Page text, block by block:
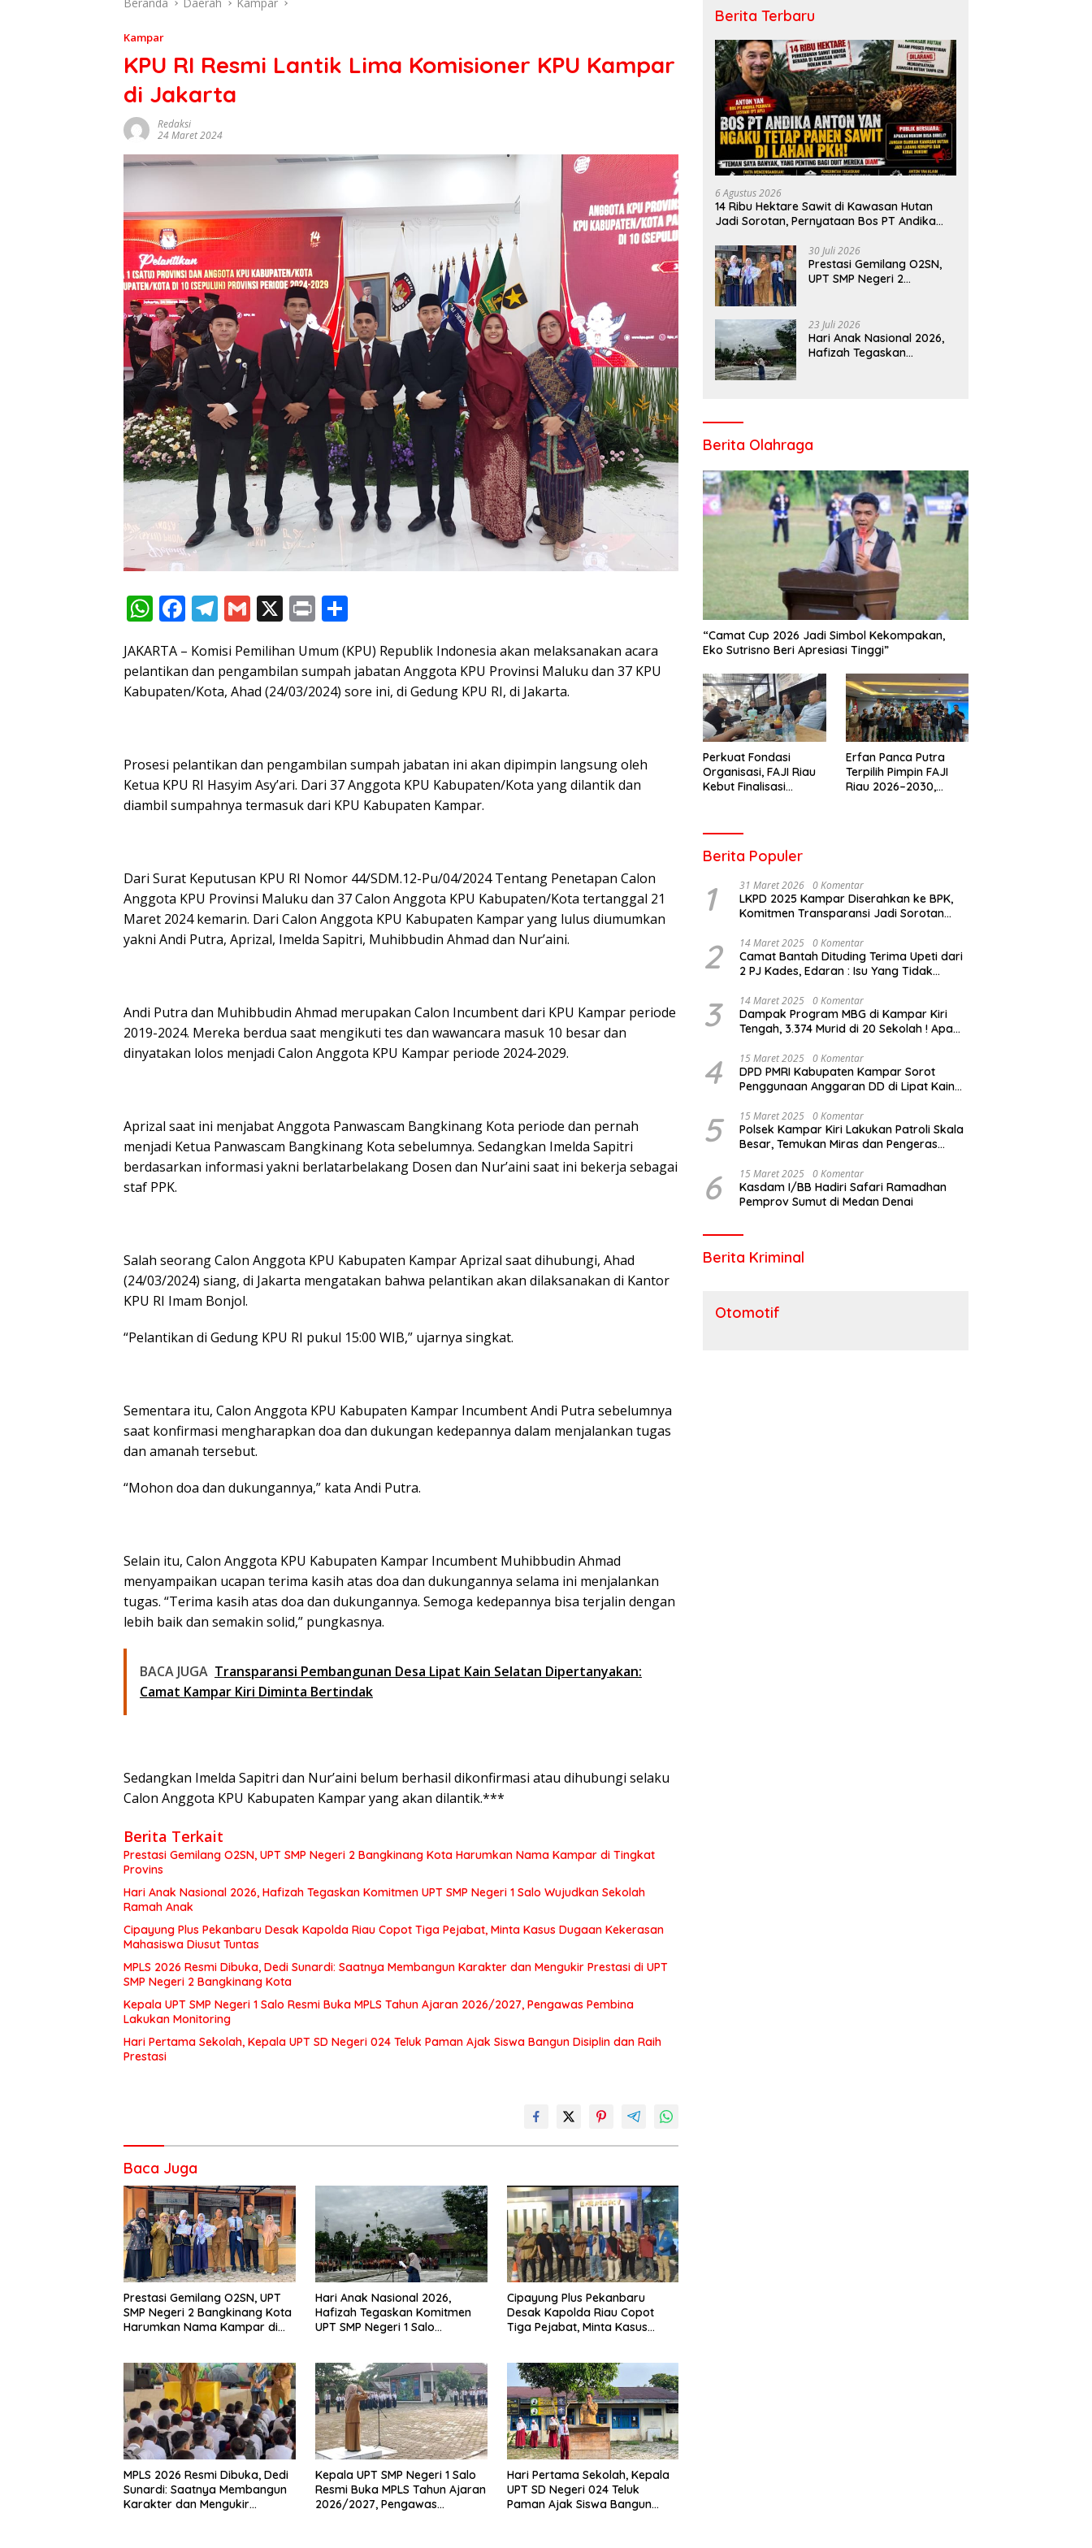
Kampar
KPU RI Resmi Lantik Lima Komisioner KPU Kampar
di Jakarta
Redaksi
24 Maret 2024
W
h
at
s
A
p
F
ac
e
b
k
T
el
e
gr
G
m
ai
l
X Pr
in
t ar
e
JAKARTA – Komisi Pemilihan Umum (KPU) Republik Indonesia akan melaksanakan acara
pelantikan dan pengambilan sumpah jabatan Anggota KPU Provinsi Maluku dan 37 KPU
Kabupaten/Kota, Ahad (24/03/2024) sore ini, di Gedung KPU RI, di Jakarta.
Prosesi pelantikan dan pengambilan sumpah jabatan ini akan dipimpin langsung oleh
Ketua KPU RI Hasyim Asy’ari. Dari 37 Anggota KPU Kabupaten/Kota yang dilantik dan
diambil sumpahnya termasuk dari KPU Kabupaten Kampar.
Dari Surat Keputusan KPU RI Nomor 44/SDM.12-Pu/04/2024 Tentang Penetapan Calon
Anggota KPU Provinsi Maluku dan 37 Calon Anggota KPU Kabupaten/Kota tertanggal 21
Maret 2024 kemarin. Dari Calon Anggota KPU Kabupaten Kampar yang lulus diumumkan
yakni Andi Putra, Aprizal, Imelda Sapitri, Muhibbudin Ahmad dan Nur’aini.
Andi Putra dan Muhibbudin Ahmad merupakan Calon Incumbent dari KPU Kampar periode
2019-2024. Mereka berdua saat mengikuti tes dan wawancara masuk 10 besar dan
dinyatakan lolos menjadi Calon Anggota KPU Kampar periode 2024-2029.
Aprizal saat ini menjabat Anggota Panwascam Bangkinang Kota periode dan pernah
menjadi Ketua Panwascam Bangkinang Kota sebelumnya. Sedangkan Imelda Sapitri
berdasarkan informasi yakni berlatarbelakang Dosen dan Nur’aini saat ini bekerja sebagai
staf PPK.
Salah seorang Calon Anggota KPU Kabupaten Kampar Aprizal saat dihubungi, Ahad
(24/03/2024) siang, di Jakarta mengatakan bahwa pelantikan akan dilaksanakan di Kantor
KPU RI Imam Bonjol.
“Pelantikan di Gedung KPU RI pukul 15:00 WIB,” ujarnya singkat.
Sementara itu, Calon Anggota KPU Kabupaten Kampar Incumbent Andi Putra sebelumnya
saat konfirmasi mengharapkan doa dan dukungan kedepannya dalam menjalankan tugas
dan amanah tersebut.
“Mohon doa dan dukungannya,” kata Andi Putra.
Selain itu, Calon Anggota KPU Kabupaten Kampar Incumbent Muhibbudin Ahmad
menyampaikan ucapan terima kasih atas doa dan dukungannya selama ini menjalankan
tugas. “Terima kasih atas doa dan dukungannya. Semoga kedepannya bisa terjalin dengan
lebih baik dan semakin solid,” pungkasnya.
BACA JUGA Transparansi Pembangunan Desa Lipat Kain Selatan Dipertanyakan:
Camat Kampar Kiri Diminta Bertindak
Sedangkan Imelda Sapitri dan Nur’aini belum berhasil dikonfirmasi atau dihubungi selaku
Calon Anggota KPU Kabupaten Kampar yang akan dilantik.***
Berita Terkait
Prestasi Gemilang O2SN, UPT SMP Negeri 2 Bangkinang Kota Harumkan Nama Kampar di Tingkat
Provins
Hari Anak Nasional 2026, Hafizah Tegaskan Komitmen UPT SMP Negeri 1 Salo Wujudkan Sekolah
Ramah Anak
Cipayung Plus Pekanbaru Desak Kapolda Riau Copot Tiga Pejabat, Minta Kasus Dugaan Kekerasan
Mahasiswa Diusut Tuntas
MPLS 2026 Resmi Dibuka, Dedi Sunardi: Saatnya Membangun Karakter dan Mengukir Prestasi di UPT
SMP Negeri 2 Bangkinang Kota
Kepala UPT SMP Negeri 1 Salo Resmi Buka MPLS Tahun Ajaran 2026/2027, Pengawas Pembina
Lakukan Monitoring
Hari Pertama Sekolah, Kepala UPT SD Negeri 024 Teluk Paman Ajak Siswa Bangun Disiplin dan Raih
Prestasi
Baca Juga
Prestasi Gemilang O2SN, UPT
SMP Negeri 2 Bangkinang Kota
Harumkan Nama Kampar di
Hari Anak Nasional 2026,
Hafizah Tegaskan Komitmen
UPT SMP Negeri 1 Salo
Cipayung Plus Pekanbaru
Desak Kapolda Riau Copot
Tiga Pejabat, Minta Kasus
MPLS 2026 Resmi Dibuka, Dedi
Sunardi: Saatnya Membangun
Karakter dan Mengukir
Kepala UPT SMP Negeri 1 Salo
Resmi Buka MPLS Tahun Ajaran
2026/2027, Pengawas
Hari Pertama Sekolah, Kepala
UPT SD Negeri 024 Teluk
Paman Ajak Siswa Bangun
Berita Terbaru
6 Agustus 2026
14 Ribu Hektare Sawit di Kawasan Hutan
Jadi Sorotan, Pernyataan Bos PT Andika
30 Juli 2026
Prestasi Gemilang O2SN,
UPT SMP Negeri 2
di Tingkat Provins
23 Juli 2026
Hari Anak Nasional 2026,
Hafizah Tegaskan
Berita Olahraga
“Camat Cup 2026 Jadi Simbol Kekompakan,
Eko Sutrisno Beri Apresiasi Tinggi”
Perkuat Fondasi
Organisasi, FAJI Riau
Kebut Finalisasi
Erfan Panca Putra
Terpilih Pimpin FAJI
Riau 2026–2030,
Berita Populer
1 31 Maret 2026 0 Komentar
LKPD 2025 Kampar Diserahkan ke BPK,
Komitmen Transparansi Jadi Sorotan
2 14 Maret 2025 0 Komentar
Camat Bantah Dituding Terima Upeti dari
2 PJ Kades, Edaran : Isu Yang Tidak
3 14 Maret 2025 0 Komentar
Dampak Program MBG di Kampar Kiri
Tengah, 3.374 Murid di 20 Sekolah ! Apa
4 15 Maret 2025 0 Komentar
DPD PMRI Kabupaten Kampar Sorot
Penggunaan Anggaran DD di Lipat Kain
5 15 Maret 2025 0 Komentar
Polsek Kampar Kiri Lakukan Patroli Skala
Besar, Temukan Miras dan Pengeras
6 15 Maret 2025 0 Komentar
Kasdam I/BB Hadiri Safari Ramadhan
Pemprov Sumut di Medan Denai
Berita Kriminal
Otomotif